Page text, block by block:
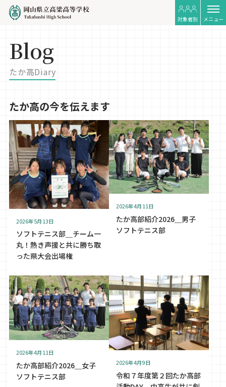
対象者別 メニュー
Blog
たか高Diary
たか高の今を伝えます
2026年5月13日
ソフトテニス部＿チーム一
丸！熱き声援と共に勝ち取
った県大会出場権
2026年4月11日
たか高部紹介2026＿男子
ソフトテニス部
2026年4月11日
たか高部紹介2026＿女子
ソフトテニス部
2026年4月9日
令和７年度第２回たか高部